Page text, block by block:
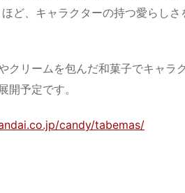
ど、キャラクターの持つ愛らし
クリームを包んだ和菓子でキャラ
予定です。
candy/tabemas/